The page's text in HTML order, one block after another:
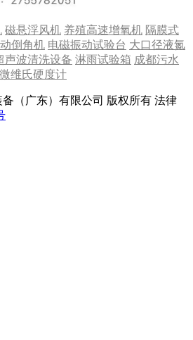
磁悬浮风机 养殖高速增氧机 隔膜式
倒角机 电磁振动试验台 大口径液氮
声波清洗设备 淋雨试验箱 成都污水
维氏硬度计
备（广东）有限公司 版权所有 法律